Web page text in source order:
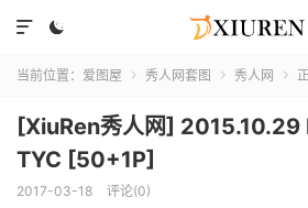


当前位置： 爱图屋  秀人网套图  秀人网 
[XiuRen秀人网] 2015.10.29
TYC [50+1P]
2017-03-18 评论(0)